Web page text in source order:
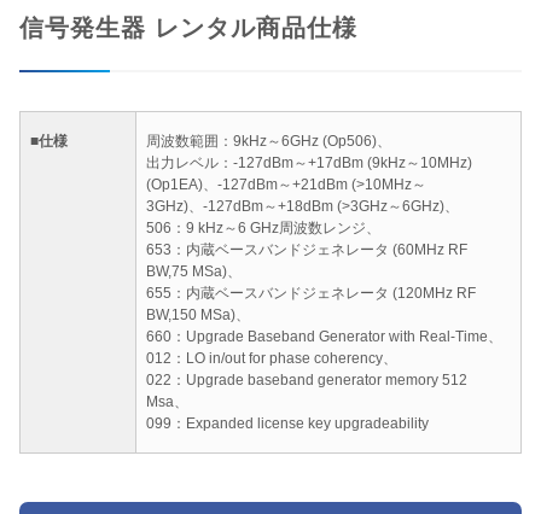
信号発生器 レンタル商品仕様
■仕様
周波数範囲：9kHz～6GHz (Op506)、
出力レベル：-127dBm～+17dBm (9kHz～10MHz)
(Op1EA)、-127dBm～+21dBm (>10MHz～
3GHz)、-127dBm～+18dBm (>3GHz～6GHz)、
506：9 kHz～6 GHz周波数レンジ、
653：内蔵ベースバンドジェネレータ (60MHz RF
BW,75 MSa)、
655：内蔵ベースバンドジェネレータ (120MHz RF
BW,150 MSa)、
660：Upgrade Baseband Generator with Real-Time、
012：LO in/out for phase coherency、
022：Upgrade baseband generator memory 512
Msa、
099：Expanded license key upgradeability